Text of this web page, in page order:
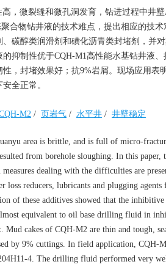
，微裂缝和微孔洞发育，钻进过程中井
合物钻井液的技术难点，提出相应的技
碳醇类润滑剂和磺化沥青类封堵剂，并
抑制性优于CQH-M1高性能水基钻井液
，封堵效果好；抗9%岩屑。现场应用表
全正常。
M2 / 页岩气 / 水平井 / 井壁稳定
area is brittle, and is full of micro-
from borehole sloughing. In this
dealing with the difficulties are
loss reducers, lubricants and plugging
of these additives showed that the
equivalent to oil base drilling fluid in
Mud cakes of CQH-M2 are thin and tough,
by 9% cuttings. In field application,
4. The drilling fluid performed very